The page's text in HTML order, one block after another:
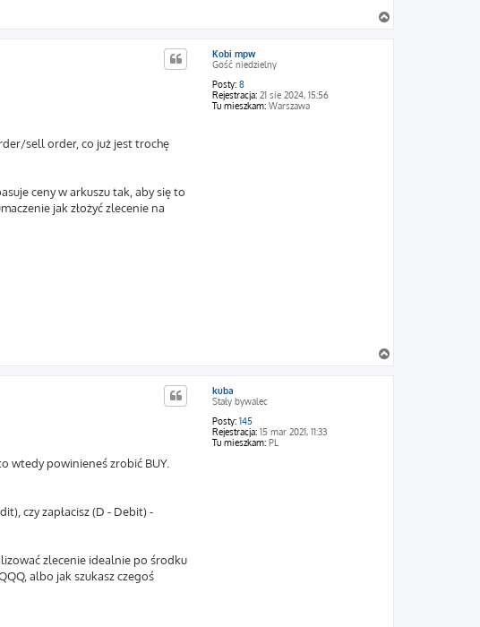
a
g
Kobi mpw
Gość niedzielny
Posty: 8
Rejestracja: 21 sie 2024, 15:56
Tu mieszkam: Warszawa
sell order, co już jest trochę
ceny w arkuszu tak, aby się to
jak złożyć zlecenie na
a
g
kuba
Stały bywalec
Posty: 145
Rejestracja: 15 mar 2021, 11:33
Tu mieszkam: PL
wtedy powinieneś zrobić BUY.
czy zapłacisz (D - Debit) -
zlecenie idealnie po środku
albo jak szukasz czegoś